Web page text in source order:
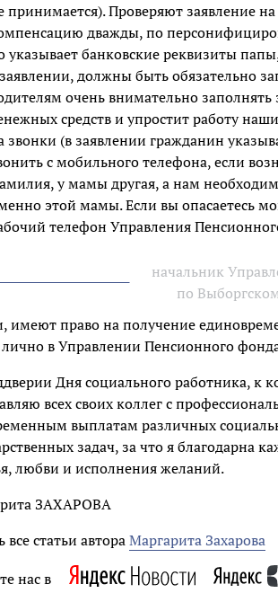
принимается). Проверяют заявление
дважды, по
указывает банковские реквизиты
должны быть обязательно
очень внимательно заполнять
средств и упростит работу
звонки (в заявлении гражданин
с мобильного телефона, если
у мамы другая, а нам
этой мамы. Если вы опасаетесь
телефон Управления
начальник
по
имеют право на получение
лично в Управлении Пенсионного
Дня социального работника, к
всех своих коллег с
выплатам различных
задач, за что я благодарна
любви и исполнения желаний.
ЗАХАРОВА
все статьи автораМаргарита Захарова
нас в